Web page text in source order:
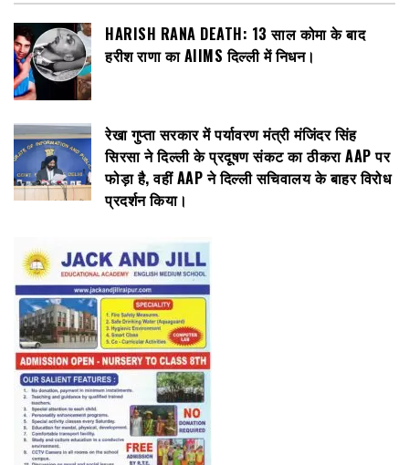
HARISH RANA DEATH: 13 साल कोमा के बाद
हरीश राणा का AIIMS दिल्ली में निधन।
रेखा गुप्ता सरकार में पर्यावरण मंत्री मंजिंदर सिंह
सिरसा ने दिल्ली के प्रदूषण संकट का ठीकरा AAP पर
फोड़ा है, वहीं AAP ने दिल्ली सचिवालय के बाहर विरोध
प्रदर्शन किया।